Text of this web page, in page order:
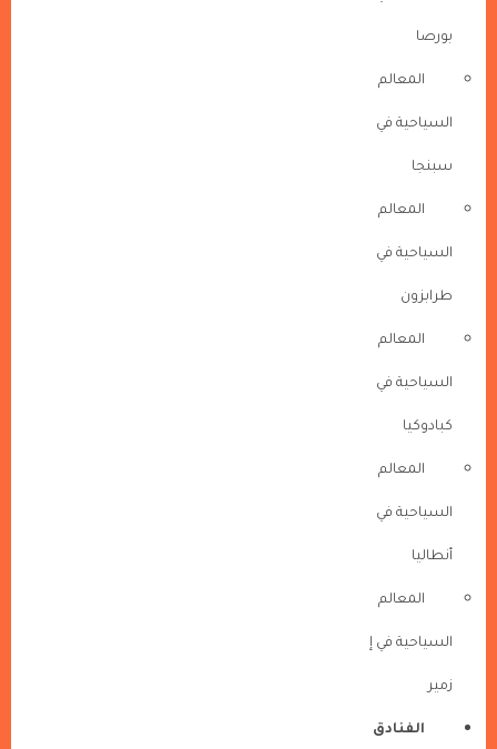
بورصا
المعالم
السياحية في
سبنجا
المعالم
السياحية في
طرابزون
المعالم
السياحية في
كبادوكيا
المعالم
السياحية في
أنطاليا
المعالم
السياحية في إ
زمير
الفنادق